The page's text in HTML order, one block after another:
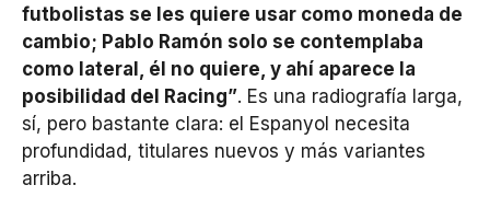
futbolistas se les quiere usar como moneda de
cambio; Pablo Ramón solo se contemplaba
como lateral, él no quiere, y ahí aparece la
posibilidad del Racing”. Es una radiografía larga,
sí, pero bastante clara: el Espanyol necesita
profundidad, titulares nuevos y más variantes
arriba.